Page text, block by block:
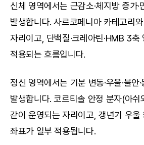
신체 영역에서는 근감소·체지방 증가·
발생합니다. 사르코페니아 카테고리
자리이고, 단백질·크레아틴·HMB 3축
적용되는 흐름입니다.
정신 영역에서는 기분 변동·우울·불안
발생합니다. 코르티솔 안정 분자(아쉬
같이 운영되는 자리이고, 갱년기 우울
좌표가 일부 적용됩니다.